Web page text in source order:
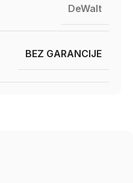
DeWalt
BEZ GARANCIJE